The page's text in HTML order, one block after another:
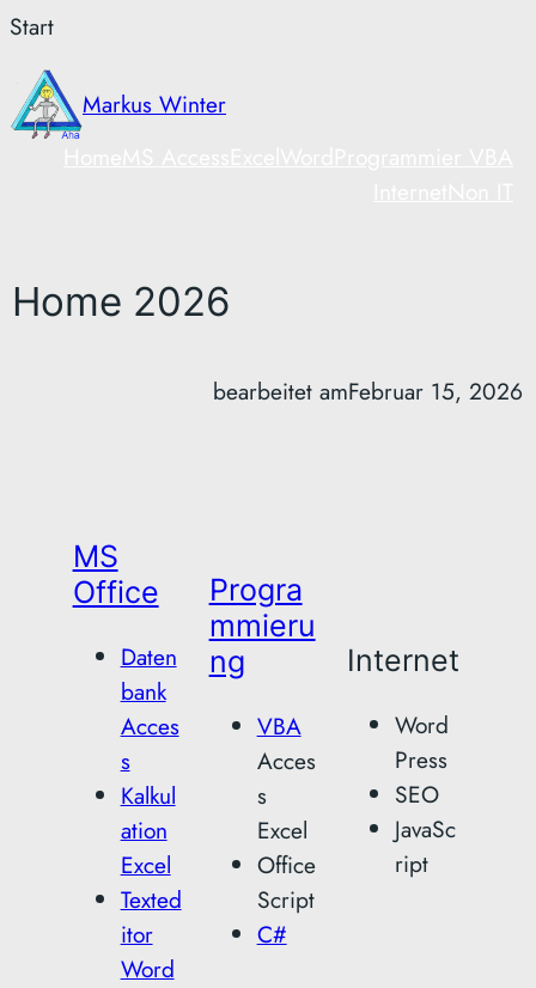
Zum
springen
Start
Markus Winter
Home 2026
bearbeitet amFebruar 15, 2026
MS
Office
Daten
bank
Acces
s
Kalkul
ation
Excel
Texted
itor
Word
Progra
mmieru
ng
VBA
Acces
s
Excel
Office
Script
C#
Internet
Word
Press
SEO
JavaSc
ript